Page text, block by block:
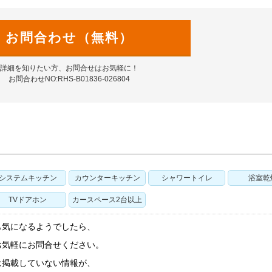
お問合わせ（無料）
詳細を知りたい方、お問合せはお気軽に！
お問合わせNO:RHS-B01836-026804
ステムキッチン カウンターキッチン シャワートイレ 浴室乾
TVドアホン カースペース2台以上
になるようでしたら、
軽にお問合せください。
載していない情報が、